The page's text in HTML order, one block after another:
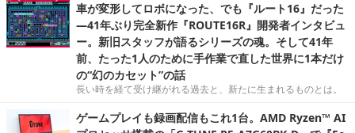
車が変形してロボになった、でも『ルート16』だった
―41年ぶり完全新作『ROUTE16R』開発者インタビュ
ー。新旧スタッフが語るシリーズの魂。そして41年
前、たった1人のために手作業で直した世界に1本だけ
の“幻のカセット”の話
長い時を経て受け継がれる過去と、新たに生まれるものとは。
ゲームプレイも録画配信もこれ1台。AMD Ryzen™ AI